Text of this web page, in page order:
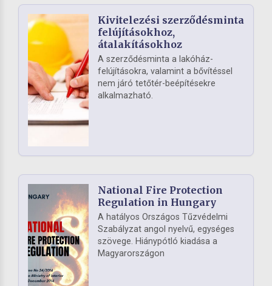
Kivitelezési szerződésminta
felújításokhoz,
átalakításokhoz
A szerződésminta a lakóház-
felújításokra, valamint a bővítéssel
nem járó tetőtér-beépítésekre
alkalmazható.
National Fire Protection
Regulation in Hungary
A hatályos Országos Tűzvédelmi
Szabályzat angol nyelvű, egységes
szövege. Hiánypótló kiadása a
Magyarországon